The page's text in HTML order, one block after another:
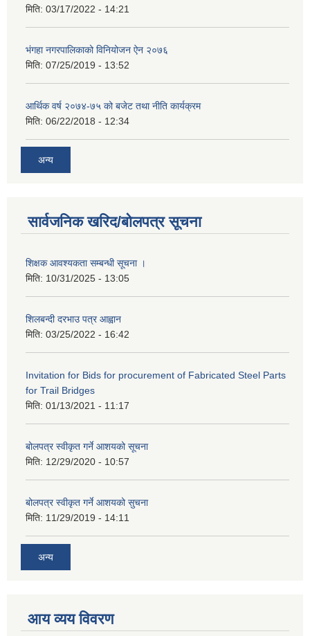
मिति: 03/17/2022 - 14:21
भंगहा नगरपालिकाको विनियोजन ऐन २०७६
मिति: 07/25/2019 - 13:52
आर्थिक वर्ष २०७४-७५ को बजेट तथा नीति कार्यक्रम
मिति: 06/22/2018 - 12:34
अन्य
सार्वजनिक खरिद/बोलपत्र सूचना
शिक्षक आवश्यकता सम्बन्धी सूचना ।
मिति: 10/31/2025 - 13:05
शिलबन्दी दरभाउ पत्र आह्वान
मिति: 03/25/2022 - 16:42
Invitation for Bids for procurement of Fabricated Steel Parts
for Trail Bridges
मिति: 01/13/2021 - 11:17
बोलपत्र स्वीकृत गर्ने आशयको सूचना
मिति: 12/29/2020 - 10:57
बोलपत्र स्वीकृत गर्ने आशयको सुचना
मिति: 11/29/2019 - 14:11
अन्य
आय व्यय विवरण